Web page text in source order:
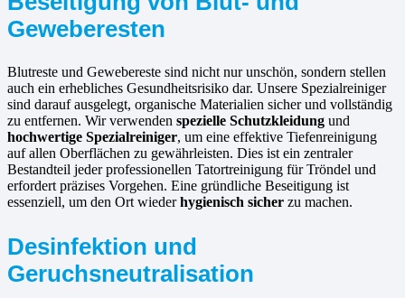
Geweberesten
Blutreste und Gewebereste sind nicht nur unschön, sondern stellen
auch ein erhebliches Gesundheitsrisiko dar. Unsere Spezialreiniger
sind darauf ausgelegt, organische Materialien sicher und vollständig
zu entfernen. Wir verwenden spezielle Schutzkleidung und
hochwertige Spezialreiniger, um eine effektive Tiefenreinigung
auf allen Oberflächen zu gewährleisten. Dies ist ein zentraler
Bestandteil jeder professionellen Tatortreinigung für Tröndel und
erfordert präzises Vorgehen. Eine gründliche Beseitigung ist
essenziell, um den Ort wiederhygienisch sicher zu machen.
Desinfektion und
Geruchsneutralisation